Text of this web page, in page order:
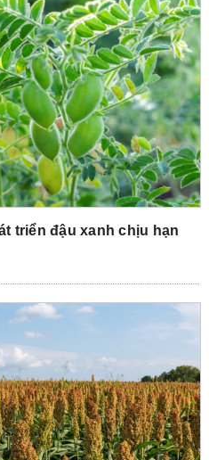
triển đậu xanh chịu hạn